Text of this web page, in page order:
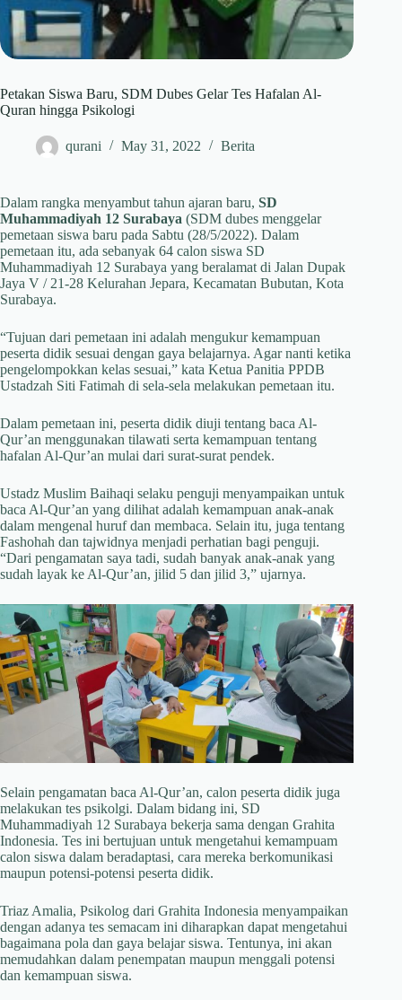
Petakan Siswa Baru, SDM Dubes Gelar Tes Hafalan Al-
Quran hingga Psikologi
qurani May 31, 2022 Berita
Dalam rangka menyambut tahun ajaran baru, SD
Muhammadiyah 12 Surabaya (SDM dubes menggelar
pemetaan siswa baru pada Sabtu (28/5/2022). Dalam
pemetaan itu, ada sebanyak 64 calon siswa SD
Muhammadiyah 12 Surabaya yang beralamat di Jalan Dupak
Jaya V / 21-28 Kelurahan Jepara, Kecamatan Bubutan, Kota
Surabaya.
“Tujuan dari pemetaan ini adalah mengukur kemampuan
peserta didik sesuai dengan gaya belajarnya. Agar nanti ketika
pengelompokkan kelas sesuai,” kata Ketua Panitia PPDB
Ustadzah Siti Fatimah di sela-sela melakukan pemetaan itu.
Dalam pemetaan ini, peserta didik diuji tentang baca Al-
Qur’an menggunakan tilawati serta kemampuan tentang
hafalan Al-Qur’an mulai dari surat-surat pendek.
Ustadz Muslim Baihaqi selaku penguji menyampaikan untuk
baca Al-Qur’an yang dilihat adalah kemampuan anak-anak
dalam mengenal huruf dan membaca. Selain itu, juga tentang
Fashohah dan tajwidnya menjadi perhatian bagi penguji.
“Dari pengamatan saya tadi, sudah banyak anak-anak yang
sudah layak ke Al-Qur’an, jilid 5 dan jilid 3,” ujarnya.
Selain pengamatan baca Al-Qur’an, calon peserta didik juga
melakukan tes psikolgi. Dalam bidang ini, SD
Muhammadiyah 12 Surabaya bekerja sama dengan Grahita
Indonesia. Tes ini bertujuan untuk mengetahui kemampuam
calon siswa dalam beradaptasi, cara mereka berkomunikasi
maupun potensi-potensi peserta didik.
Triaz Amalia, Psikolog dari Grahita Indonesia menyampaikan
dengan adanya tes semacam ini diharapkan dapat mengetahui
bagaimana pola dan gaya belajar siswa. Tentunya, ini akan
memudahkan dalam penempatan maupun menggali potensi
dan kemampuan siswa.